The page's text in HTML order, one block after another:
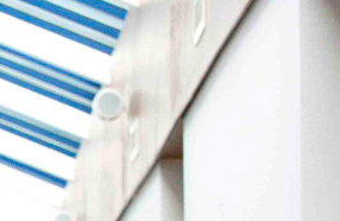
Nederlands
English